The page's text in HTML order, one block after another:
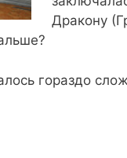
Дракону
гораздо